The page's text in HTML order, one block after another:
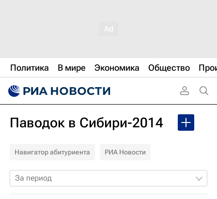
Политика В мире Экономика Общество
Паводок в Сибири-2014
Навигатор абитуриента РИА Новости
За период